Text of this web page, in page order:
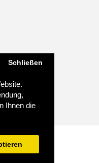
Ihnen die
Schließen